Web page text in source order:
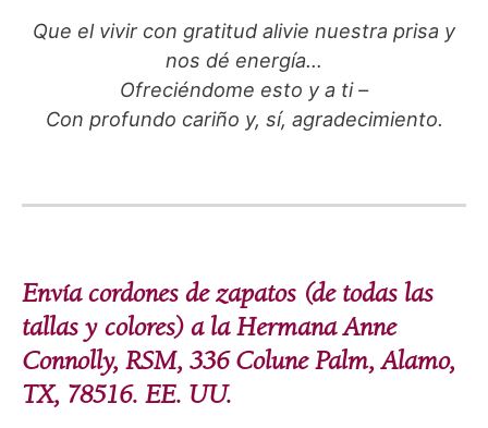
Que el vivir con gratitud alivie nuestra prisa y
nos dé energía…
Ofreciéndome esto y a ti –
Con profundo cariño y, sí, agradecimiento.
Envía cordones de zapatos (de todas las
tallas y colores) a la Hermana Anne
Connolly, RSM, 336 Colune Palm, Alamo,
TX, 78516. EE. UU.